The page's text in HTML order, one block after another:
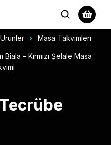
Masa Takvimleri
– Kırmızı Şelale Masa